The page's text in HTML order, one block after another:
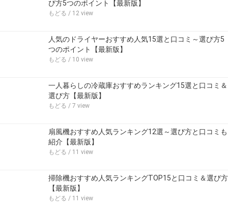
び方5つのポイント【最新版】
もどる / 12 view
人気のドライヤーおすすめ人気15選と口コミ～選び方5
つのポイント【最新版】
もどる / 10 view
一人暮らしの冷蔵庫おすすめランキング15選と口コミ＆
選び方【最新版】
もどる / 7 view
扇風機おすすめ人気ランキング12選～選び方と口コミも
紹介【最新版】
もどる / 11 view
掃除機おすすめ人気ランキングTOP15と口コミ＆選び方
【最新版】
もどる / 11 view